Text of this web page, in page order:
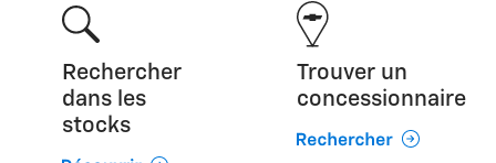
Rechercher
dans les
stocks
Trouver un
concessionnaire